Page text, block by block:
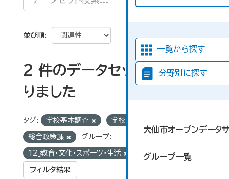
一覧から探す
分野別に探す
大仙市オープンデータ
グループ一覧
並び順
2 件のデータセットが見つか
りました
タグ: 学校基本調査 学校別
総合政策課 グループ:
12_教育・文化・スポーツ・生活
フィルタ結果